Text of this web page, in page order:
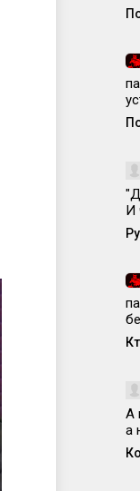
И
А
а